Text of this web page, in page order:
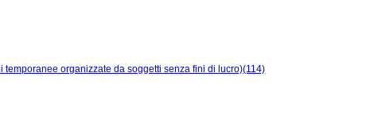
organizzate da soggetti senza fini di lucro)(114)